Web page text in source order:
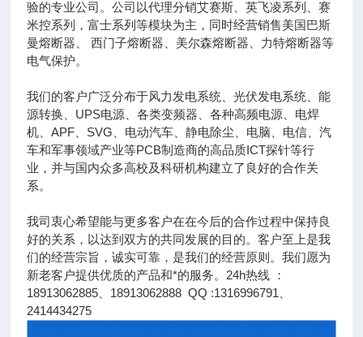
验的专业公司。公司以代理分销艾赛斯、英飞凌系列、赛
米控系列，富士系列等模块为主，同时经营销售美国巴斯
曼熔断器、 西门子熔断器、美尔森熔断器、力特熔断器等
电气保护。
我们的客户广泛分布于风力发电系统、光伏发电系统、能
源转换、UPS电源、各类变频器、各种高频电源、电焊
机、APF、SVG、电动汽车、静电除尘、电脑、电信、汽
车和军事领域产业等PCB制造商的高品质ICT探针等行
业，并与国内众多高校及科研机构建立了良好的合作关
系。
我司衷心希望能与更多客户在在今后的合作过程中保持良
好的关系，以达到双方的共同发展的目的。客户至上是我
们的经营宗旨，诚实可靠，是我们的经营原则。我们愿为
新老客户提供优质的产品和*的服务。24h热线 ：
18913062885、18913062888 QQ :1316996791、
2414434275